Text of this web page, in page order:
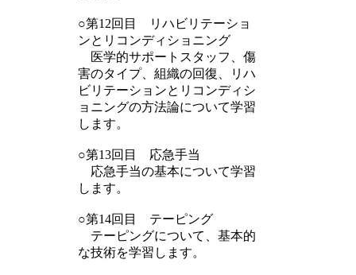
○第12回目 リハビリテーショ
ンとリコンディショニング
医学的サポートスタッフ、傷
害のタイプ、組織の回復、リハ
ビリテーションとリコンディシ
ョニングの方法論について学習
します。
○第13回目 応急手当
応急手当の基本について学習
します。
○第14回目 テーピング
テーピングについて、基本的
な技術を学習します。